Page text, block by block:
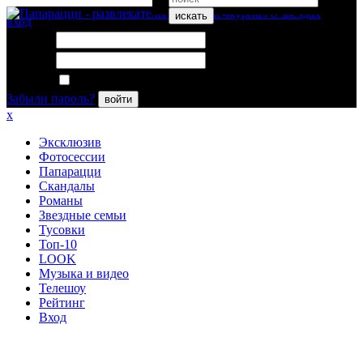
искать
вход
Забыли пароль?
войти
x
Эксклюзив
Фотосессии
Папарацци
Скандалы
Романы
Звездные семьи
Тусовки
Топ-10
LOOK
Музыка и видео
Телешоу
Рейтинг
Вход